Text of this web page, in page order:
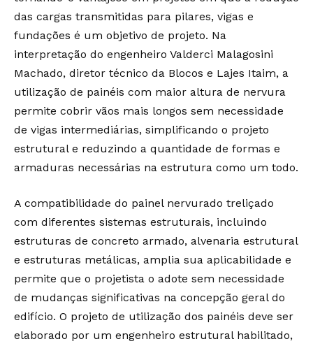
das cargas transmitidas para pilares, vigas e
fundações é um objetivo de projeto. Na
interpretação do engenheiro Valderci Malagosini
Machado, diretor técnico da Blocos e Lajes Itaim, a
utilização de painéis com maior altura de nervura
permite cobrir vãos mais longos sem necessidade
de vigas intermediárias, simplificando o projeto
estrutural e reduzindo a quantidade de formas e
armaduras necessárias na estrutura como um todo.
A compatibilidade do painel nervurado treliçado
com diferentes sistemas estruturais, incluindo
estruturas de concreto armado, alvenaria estrutural
e estruturas metálicas, amplia sua aplicabilidade e
permite que o projetista o adote sem necessidade
de mudanças significativas na concepção geral do
edifício. O projeto de utilização dos painéis deve ser
elaborado por um engenheiro estrutural habilitado,